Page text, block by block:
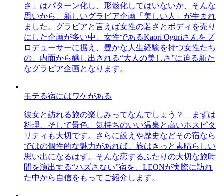
さ」はパターン化し、形骸化してはいないか、そんな
思いから、新しいグラビア企画「美しい人」が生まれ
ました。グラビアと言えば女性の若さとボディを売り
にした企画が多い中、女性であるKaori Oguriさんをプ
ロデューサーに据え、豊かな人生経験を持つ女性たち
の、内面から醸し出される“大人の美しさ”に迫る新た
なグラビア企画となります。
モテる宿にはワケがある
彼女と訪れる旅の楽しみってなんでしょう？ まずは
料理、そして景色。気持ちのいい温泉と高いホスピタ
リティも大切です。さらに設えや歴史などその宿なら
ではの個性的な魅力があれば、旅はきっと素晴らしい
思い出になるはず。そんな恋するふたりの大切な旅時
間を演出する“ハズさない”宿を、LEONが実際に訪れ
た中から自信をもってご紹介します。